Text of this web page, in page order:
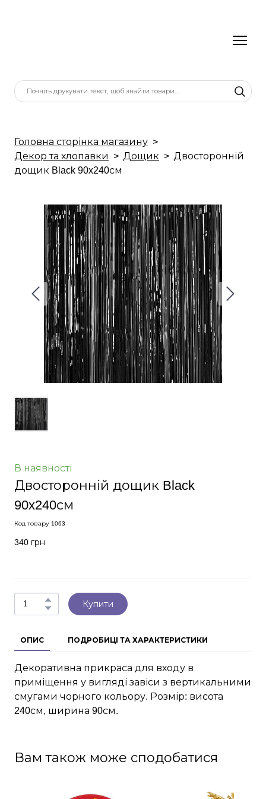
Головна сторінка магазину
Декор та хлопавки
Дощик
Двосторонній
дощик Black 90x240см
В наявності
Двосторонній дощик Black
90x240см
Код товару 1063
340 грн
Купити
ОПИС ПОДРОБИЦІ ТА ХАРАКТЕРИСТИКИ
Декоративна прикраса для входу в
приміщення у вигляді завіси з вертикальними
смугами чорного кольору. Розмір: висота
240см, ширина 90см.
Вам також може сподобатися